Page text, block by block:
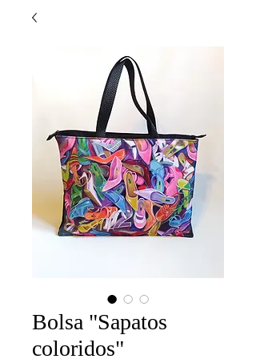
Bolsa "Sapatos
coloridos"